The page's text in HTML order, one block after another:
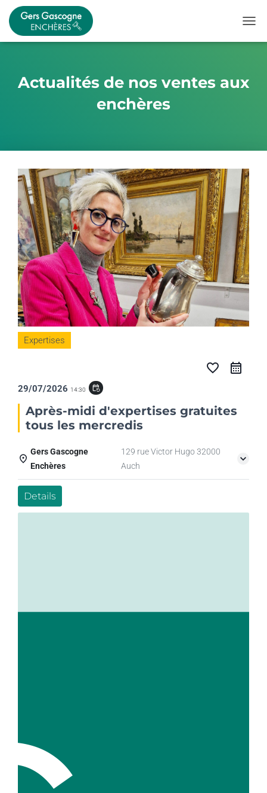
Actualités de nos ventes aux
enchères
Expertises
favorite_border
29/07/2026 14:30 event_repeat
Après-midi d'expertises gratuites
tous les mercredis
Gers Gascogne
Enchères
129 rue Victor Hugo 32000
Auch
Details